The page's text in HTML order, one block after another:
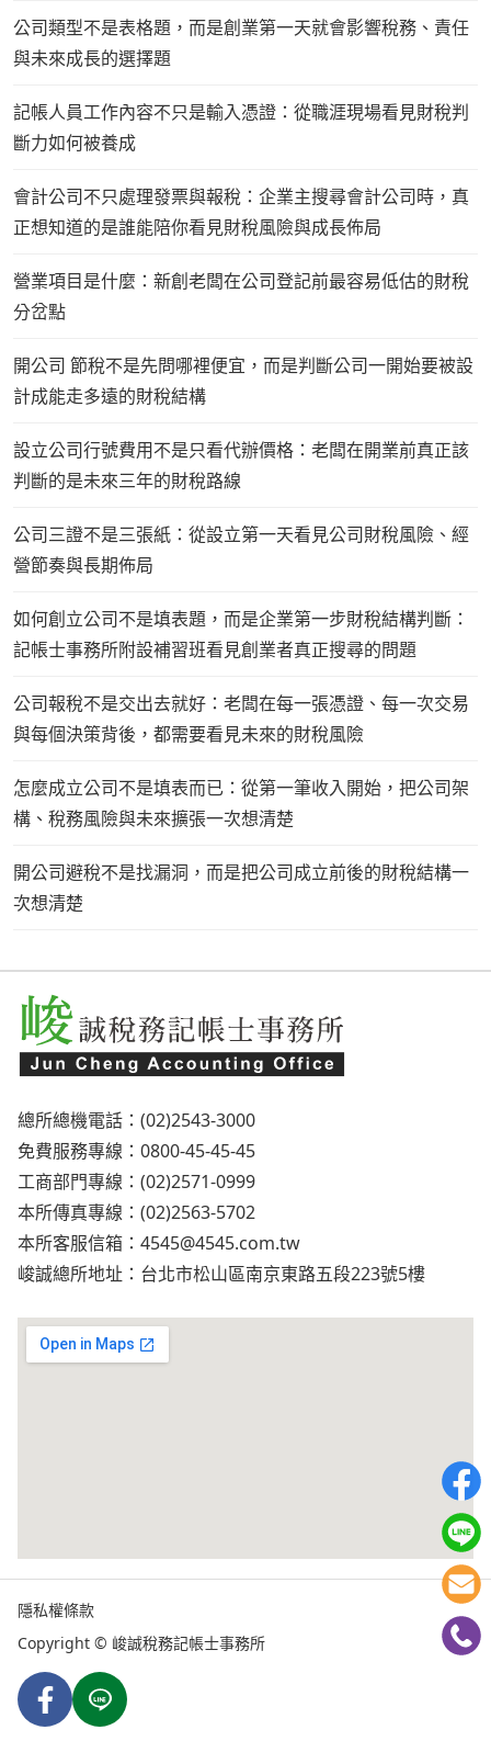
公司類型不是表格題，而是創業第一天就會影響稅務、責任
與未來成長的選擇題
記帳人員工作內容不只是輸入憑證：從職涯現場看見財稅判
斷力如何被養成
會計公司不只處理發票與報稅：企業主搜尋會計公司時，真
正想知道的是誰能陪你看見財稅風險與成長佈局
營業項目是什麼：新創老闆在公司登記前最容易低估的財稅
分岔點
開公司 節稅不是先問哪裡便宜，而是判斷公司一開始要被設
計成能走多遠的財稅結構
設立公司行號費用不是只看代辦價格：老闆在開業前真正該
判斷的是未來三年的財稅路線
公司三證不是三張紙：從設立第一天看見公司財稅風險、經
營節奏與長期佈局
如何創立公司不是填表題，而是企業第一步財稅結構判斷：
記帳士事務所附設補習班看見創業者真正搜尋的問題
公司報稅不是交出去就好：老闆在每一張憑證、每一次交易
與每個決策背後，都需要看見未來的財稅風險
怎麼成立公司不是填表而已：從第一筆收入開始，把公司架
構、稅務風險與未來擴張一次想清楚
開公司避稅不是找漏洞，而是把公司成立前後的財稅結構一
次想清楚
總所總機電話：(02)2543-3000
免費服務專線：0800-45-45-45
工商部門專線：(02)2571-0999
本所傳真專線：(02)2563-5702
本所客服信箱： 4545@4545.com.tw
峻誠總所地址：台北市松山區南京東路五段223號5樓
隱私權條款
Copyright © 峻誠稅務記帳士事務所
Facebook
Line